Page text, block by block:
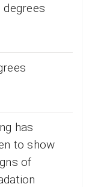
degrees
has
to show
of